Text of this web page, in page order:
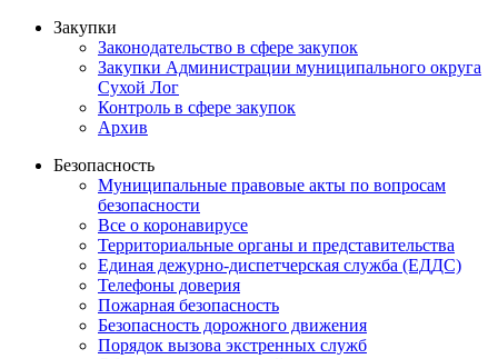
Закупки
Законодательство в сфере закупок
Закупки Администрации муниципального округа
Сухой Лог
Контроль в сфере закупок
Архив
Безопасность
Муниципальные правовые акты по вопросам
безопасности
Все о коронавирусе
Территориальные органы и представительства
Единая дежурно-диспетчерская служба (ЕДДС)
Телефоны доверия
Пожарная безопасность
Безопасность дорожного движения
Порядок вызова экстренных служб